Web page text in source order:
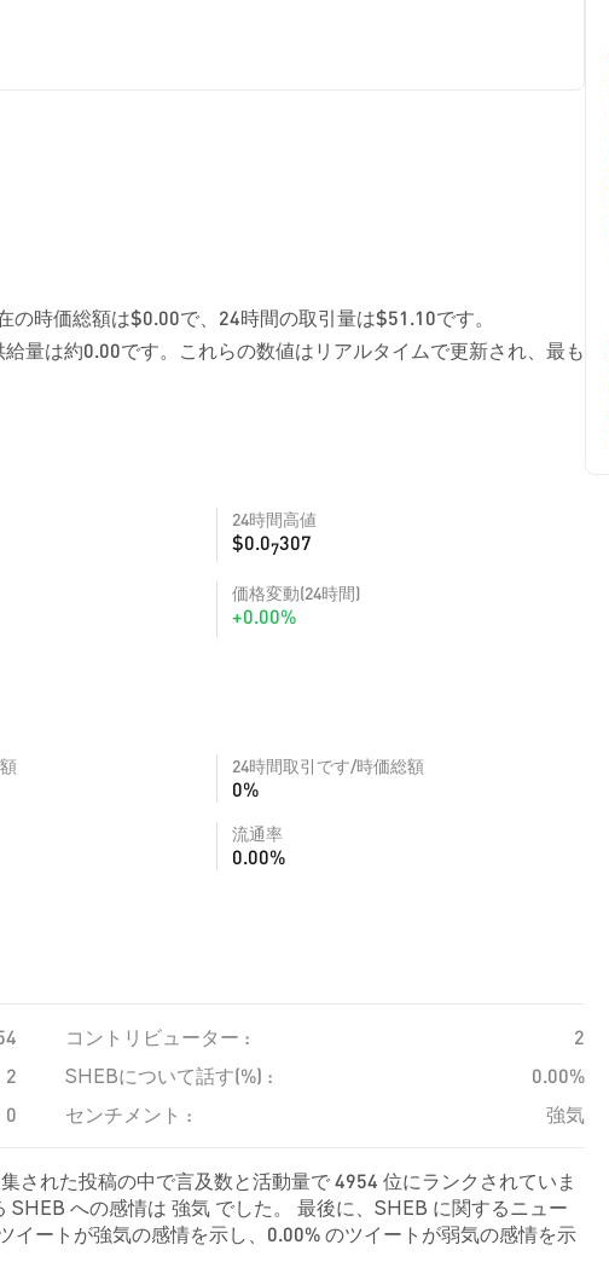
の時価総額は$0.00で、24時間の取引量は$51.10です。
量は約0.00です。これらの数値はリアルタイムで更新され、最も
24時間高値
$0.07307
価格変動(24時間)
+0.00%
24時間取引です/時価総額
0%
流通率
0.00%
コントリビューター :
2
2 SHEBについて話す(%) :
0.00%
0 センチメント : 強気
された投稿の中で言及数と活動量で 4954 位にランクされていま
への感情は 強気 でした。 最後に、SHEB に関するニュー
ートが強気の感情を示し、0.00% のツイートが弱気の感情を示